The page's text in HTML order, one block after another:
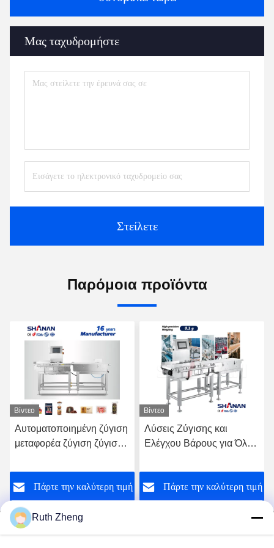
Μας ταχυδρομήστε
Στείλετε
Παρόμοια προϊόντα
τιμή
Βίντεο
Λύσεις Ζύγισης και
Ελέγχου Βάρους για Όλες
Ζυγιστικός Μεταφορικός
ΙμάνταςΠάρτε την καλύτερη τιμή
Βίντεο
Μηχάνημα Δυναμικού
Ζυγίσματος
Ακρίβειας για
Τροφίμων
Πάρτε την
Ruth Zheng